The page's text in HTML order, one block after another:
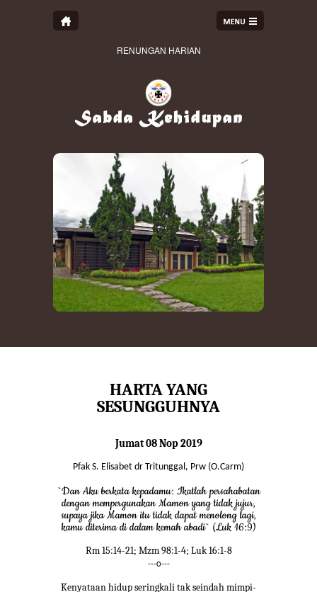
RENUNGAN HARIAN
HARTA YANG
SESUNGGUHNYA
Jumat 08 Nop 2019
Pfak S. Elisabet dr Tritunggal, Prw (O.Carm)
`Dan Aku berkata kepadamu: Ikatlah persahabatan
dengan mempergunakan Mamon yang tidak jujur,
supaya jika Mamon itu tidak dapat menolong lagi,
kamu diterima di dalam kemah abadi` (Luk 16:9)
Rm 15:14-21; Mzm 98:1-4; Luk 16:1-8
---o---
Kenyataan hidup seringkali tak seindah mimpi-